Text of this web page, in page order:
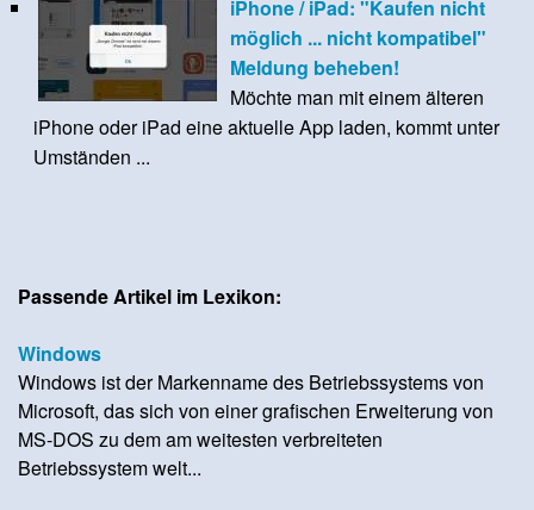
iPhone / iPad: "Kaufen nicht
möglich ... nicht kompatibel"
Meldung beheben!
Möchte man mit einem älteren
iPhone oder iPad eine aktuelle App laden, kommt unter
Umständen ...
Passende Artikel im Lexikon:
Windows
Windows ist der Markenname des Betriebssystems von
Microsoft, das sich von einer grafischen Erweiterung von
MS-DOS zu dem am weitesten verbreiteten
Betriebssystem welt...